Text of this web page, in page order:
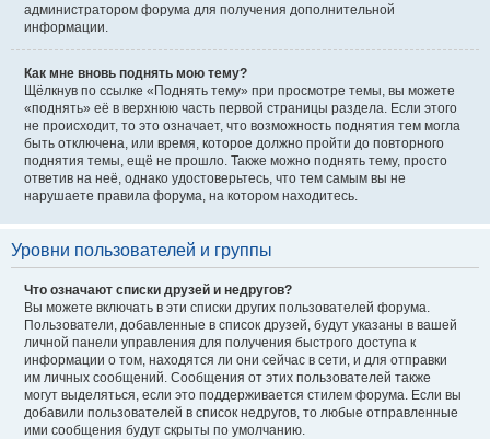
администратором форума для получения дополнительной
информации.
Как мне вновь поднять мою тему?
Щёлкнув по ссылке «Поднять тему» при просмотре темы, вы можете
«поднять» её в верхнюю часть первой страницы раздела. Если этого
не происходит, то это означает, что возможность поднятия тем могла
быть отключена, или время, которое должно пройти до повторного
поднятия темы, ещё не прошло. Также можно поднять тему, просто
ответив на неё, однако удостоверьтесь, что тем самым вы не
нарушаете правила форума, на котором находитесь.
Уровни пользователей и группы
Что означают списки друзей и недругов?
Вы можете включать в эти списки других пользователей форума.
Пользователи, добавленные в список друзей, будут указаны в вашей
личной панели управления для получения быстрого доступа к
информации о том, находятся ли они сейчас в сети, и для отправки
им личных сообщений. Сообщения от этих пользователей также
могут выделяться, если это поддерживается стилем форума. Если вы
добавили пользователей в список недругов, то любые отправленные
ими сообщения будут скрыты по умолчанию.